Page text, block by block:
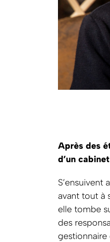
Après des
d’un
avant tout à
elle tombe
des
gestionnaire